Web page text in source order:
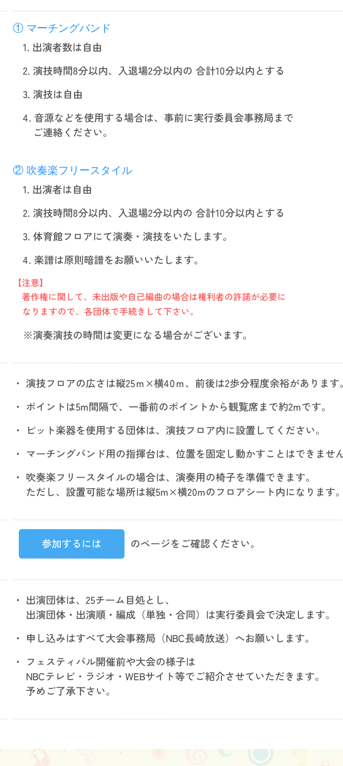
① マーチングバンド
1. 出演者数は自由
2. 演技時間8分以内、入退場2分以内の 合計10分以内とする
3. 演技は自由
4. 音源などを使用する場合は、事前に実行委員会事務局まで
ご連絡ください。
② 吹奏楽フリースタイル
1. 出演者は自由
2. 演技時間8分以内、入退場2分以内の 合計10分以内とする
3. 体育館フロアにて演奏・演技をいたします。
4. 楽譜は原則暗譜をお願いいたします。
【注意】
著作権に関して、 未出版や自己編曲の場合は権利者の許諾が必要に
なりますので、 各団体で手続きして下さい。
※演奏演技の時間は変更になる場合がございます。
・ 演技フロアの広さは縦25ｍ×横40ｍ、前後は2歩分程度余裕があります。
・ ポイントは5m間隔で、一番前のポイントから観覧席まで約2mです。
・ ピット楽器を使用する団体は、演技フロア内に設置してください。
・ マーチングバンド用の指揮台は、位置を固定し動かすことはできません
・ 吹奏楽フリースタイルの場合は、 演奏用の椅子を準備できます。
ただし、設置可能な場所は縦5m×横20mのフロアシート内になります。
参加するには のページをご確認ください。
・ 出演団体は、25チーム目処とし、
出演団体・出演順・編成（単独・合同） は実行委員会で決定します。
・ 申し込みはすべて大会事務局 （NBC長崎放送）へお願いします。
・ フェスティバル開催前や大会の様子は
NBCテレビ・ラジオ・WEBサイト等でご紹介させていただきます。
予めご了承下さい。